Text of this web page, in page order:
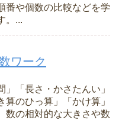
番や個数の比較などを学
。...
ワーク
」「長さ・かさたんい」
算のひっ算」「かけ算」
数の相対的な大きさや数